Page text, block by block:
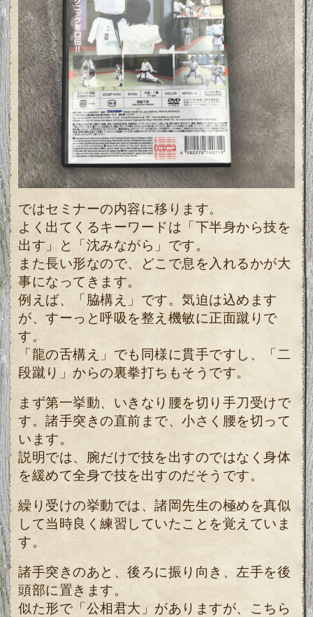
ではセミナーの内容に移ります。
よく出てくるキーワードは「下半身から技を
出す」と「沈みながら」です。
また長い形なので、どこで息を入れるかが大
事になってきます。
例えば、「脇構え」です。気迫は込めます
が、すーっと呼吸を整え機敏に正面蹴りで
す。
「龍の舌構え」でも同様に貫手ですし、
「二
段蹴り」からの裏拳打ちもそうです。
まず第一挙動、いきなり腰を切り手刀受けで
す。諸手突きの直前まで、小さく腰を切って
います。
説明では、腕だけで技を出すのではなく身体
を緩めて全身で技を出すのだそうです。
繰り受けの挙動では、諸岡先生の極めを真似
して当時良く練習していたことを覚えていま
す。
諸手突きのあと、後ろに振り向き、左手を後
頭部に置きます。
似た形で「公相君大」がありますが、こちら